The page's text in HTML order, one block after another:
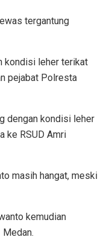
tergantung
kondisi leher terikat
pejabat Polresta
dengan kondisi leher
ke RSUD Amri
masih hangat, meski
kemudian
Medan.